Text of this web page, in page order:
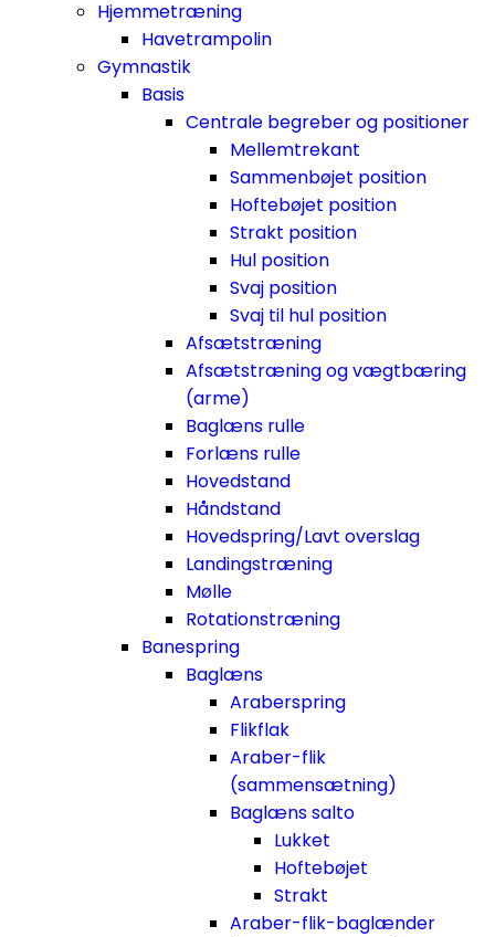
Hjemmetræning
Havetrampolin
Gymnastik
Basis
Centrale begreber og positioner
Mellemtrekant
Sammenbøjet position
Hoftebøjet position
Strakt position
Hul position
Svaj position
Svaj til hul position
Afsætstræning
Afsætstræning og vægtbæring
(arme)
Baglæns rulle
Forlæns rulle
Hovedstand
Håndstand
Hovedspring/Lavt overslag
Landingstræning
Mølle
Rotationstræning
Banespring
Baglæns
Araberspring
Flikflak
Araber-flik
(sammensætning)
Baglæns salto
Lukket
Hoftebøjet
Strakt
Araber-flik-baglænder